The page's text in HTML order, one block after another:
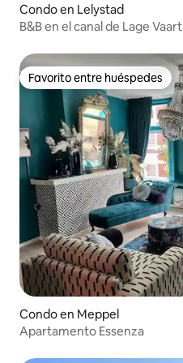
Condo en Lelystad
B&B en el canal de Lage Vaart
Favorito entre huéspedes
Favorito entre huéspedes
Condo en Meppel
Apartamento Essenza